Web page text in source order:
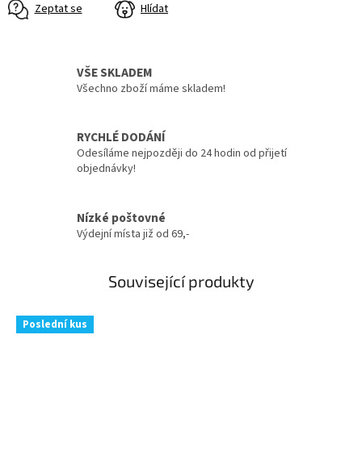
Zeptat se Hlídat
VŠE SKLADEM
Všechno zboží máme skladem!
RYCHLÉ DODÁNÍ
Odesíláme nejpozději do 24 hodin od přijetí
objednávky!
Nízké poštovné
Výdejní místa již od 69,-
Související produkty
Poslední kus